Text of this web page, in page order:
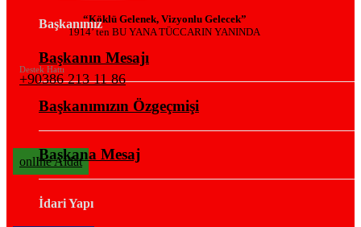
“Köklü Gelenek, Vizyonlu Gelecek”
1914’ ten BU YANA TÜCCARIN YANINDA
Destek Hattı
+90386 213 11 86
onlIne Aidat
Başkanımız
Başkanın Mesajı
Başkanımızın Özgeçmişi
Başkana Mesaj
İdari Yapı